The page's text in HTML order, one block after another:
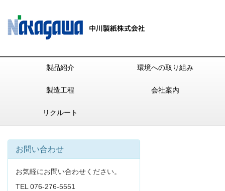
製品紹介 環境への取り組み
製造工程 会社案内
リクルート
お問い合わせ
お気軽にお問い合わせください。
TEL 076-276-5551